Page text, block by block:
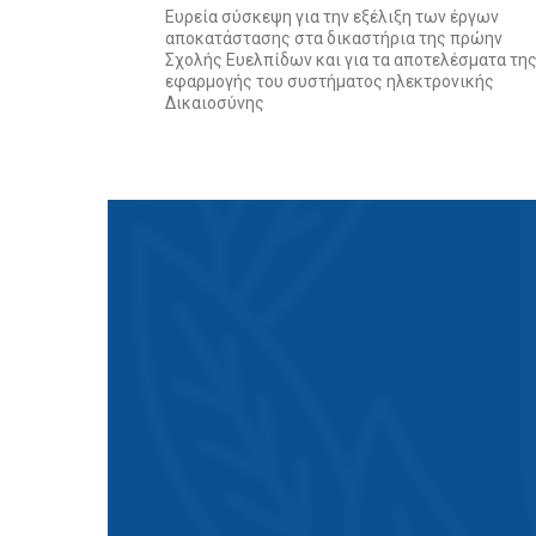
Ευρεία σύσκεψη για την εξέλιξη των έργων
αποκατάστασης στα δικαστήρια της πρώην
Σχολής Ευελπίδων και για τα αποτελέσματα της
εφαρμογής του συστήματος ηλεκτρονικής
Δικαιοσύνης